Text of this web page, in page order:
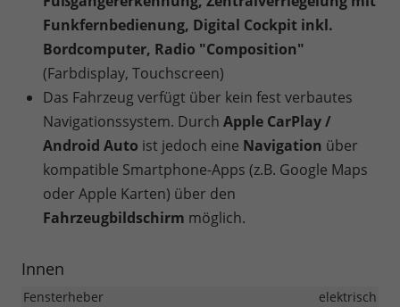
Funkfernbedienung, Digital Cockpit inkl.
Bordcomputer, Radio "Composition"
(Farbdisplay, Touchscreen)
Das Fahrzeug verfügt über kein fest verbautes
Navigationssystem. Durch Apple CarPlay /
Android Auto ist jedoch eine Navigation über
kompatible Smartphone-Apps (z.B. Google Maps
oder Apple Karten) über den
Fahrzeugbildschirm möglich.
Innen
Fensterheber
elektrisch